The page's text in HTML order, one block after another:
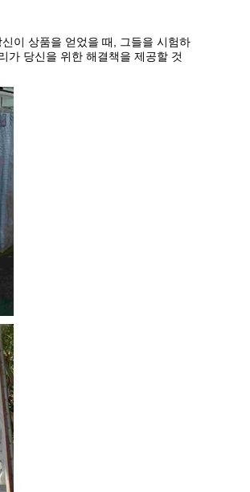
이 상품을 얻었을 때, 그들을 시험하
가 당신을 위한 해결책을 제공할 것